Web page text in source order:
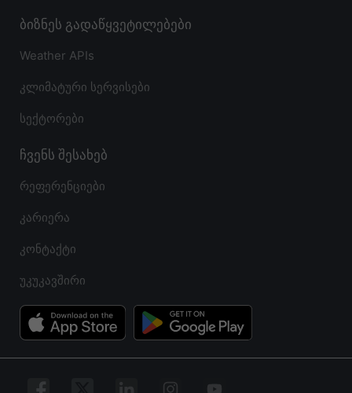
ბიზნეს გადაწყვეტილებები
Weather APIs
კლიმატური სერვისები
სექტორები
ჩვენს შესახებ
რეფერენციები
კარიერა
კონტაქტი
უკუკავშირი